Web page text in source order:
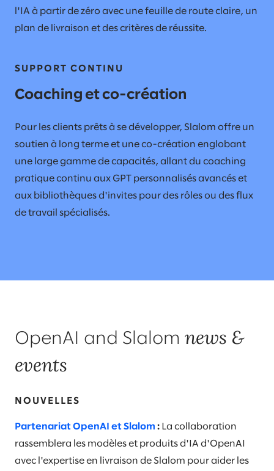
l'IA à partir de zéro avec une feuille de route claire, un
plan de livraison et des critères de réussite.
SUPPORT CONTINU
Coaching et co-création
Pour les clients prêts à se développer, Slalom offre un
soutien à long terme et une co-création englobant
une large gamme de capacités, allant du coaching
pratique continu aux GPT personnalisés avancés et
aux bibliothèques d'invites pour des rôles ou des flux
de travail spécialisés.
OpenAI and Slalom news &
events​
NOUVELLES
Partenariat OpenAI et Slalom ​ : La collaboration
rassemblera les modèles et produits d'IA d'OpenAI
avec l'expertise en livraison de Slalom pour aider les